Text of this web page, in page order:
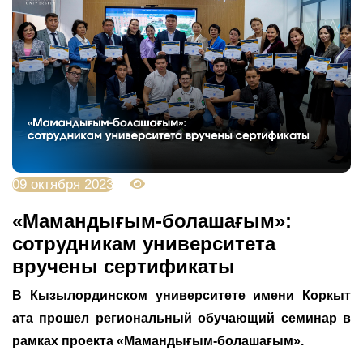
09 октября 2023
«Мамандығым-болашағым»:
сотрудникам университета
вручены сертификаты
В Кызылординском университете имени Коркыт
ата прошел региональный обучающий семинар в
рамках проекта «Мамандығым-болашағым».